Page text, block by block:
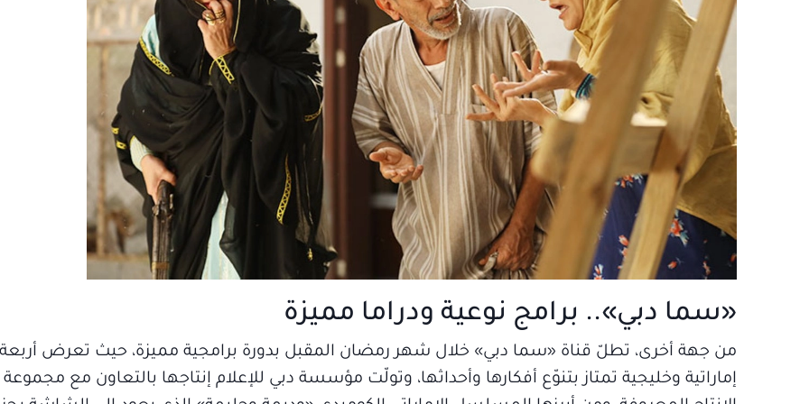
«سما دبي».. برامج نوعية ودراما مميزة
من جهة أخرى، تطلّ قناة «سما دبي» خلال شهر رمضان المقبل بدورة برامجية مميزة، حيث تعرض
إماراتية وخليجية تمتاز بتنوّع أفكارها وأحداثها، وتولّت مؤسسة دبي للإعلام إنتاجها بالتعاون مع